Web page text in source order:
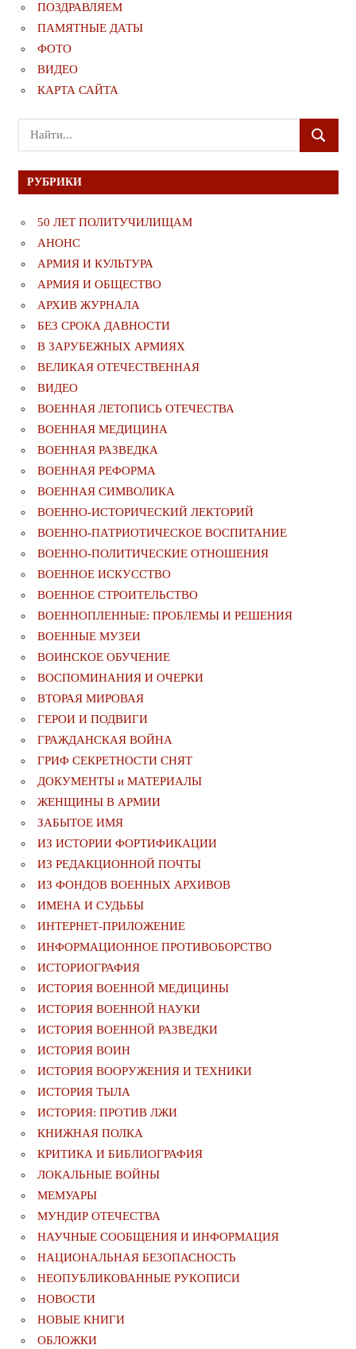
ПОЗДРАВЛЯЕМ
ПАМЯТНЫЕ ДАТЫ
ФОТО
ВИДЕО
КАРТА САЙТА
Поиск
для:
ПОИСК
РУБРИКИ
50 ЛЕТ ПОЛИТУЧИЛИЩАМ
АНОНС
АРМИЯ И КУЛЬТУРА
АРМИЯ И ОБЩЕСТВО
АРХИВ ЖУРНАЛА
БЕЗ СРОКА ДАВНОСТИ
В ЗАРУБЕЖНЫХ АРМИЯХ
ВЕЛИКАЯ ОТЕЧЕСТВЕННАЯ
ВИДЕО
ВОЕННАЯ ЛЕТОПИСЬ ОТЕЧЕСТВА
ВОЕННАЯ МЕДИЦИНА
ВОЕННАЯ РАЗВЕДКА
ВОЕННАЯ РЕФОРМА
ВОЕННАЯ СИМВОЛИКА
ВОЕННО-ИСТОРИЧЕСКИЙ ЛЕКТОРИЙ
ВОЕННО-ПАТРИОТИЧЕСКОЕ ВОСПИТАНИЕ
ВОЕННО-ПОЛИТИЧЕСКИE ОТНОШЕНИЯ
ВОЕННОЕ ИСКУССТВО
ВОЕННОЕ СТРОИТЕЛЬСТВО
ВОЕННОПЛЕННЫЕ: ПРОБЛЕМЫ И РЕШЕНИЯ
ВОЕННЫЕ МУЗЕИ
ВОИНСКОЕ ОБУЧЕНИЕ
ВОСПОМИНАНИЯ И ОЧЕРКИ
ВТОРАЯ МИРОВАЯ
ГЕРОИ И ПОДВИГИ
ГРАЖДАНСКАЯ ВОЙНА
ГРИФ СЕКРЕТНОСТИ СНЯТ
ДОКУМЕНТЫ и МАТЕРИАЛЫ
ЖЕНЩИНЫ В АРМИИ
ЗАБЫТОЕ ИМЯ
ИЗ ИСТОРИИ ФОРТИФИКАЦИИ
ИЗ РЕДАКЦИОННОЙ ПОЧТЫ
ИЗ ФОНДОВ ВОЕННЫХ АРХИВОВ
ИМЕНА И СУДЬБЫ
ИНТЕРНЕТ-ПРИЛОЖЕНИЕ
ИНФОРМАЦИОННОЕ ПРОТИВОБОРСТВО
ИСТОРИОГРАФИЯ
ИСТОРИЯ ВОЕННОЙ МЕДИЦИНЫ
ИСТОРИЯ ВОЕННОЙ НАУКИ
ИСТОРИЯ ВОЕННОЙ РАЗВЕДКИ
ИСТОРИЯ ВОИН
ИСТОРИЯ ВООРУЖЕНИЯ И ТЕХНИКИ
ИСТОРИЯ ТЫЛА
ИСТОРИЯ: ПРОТИВ ЛЖИ
КНИЖНАЯ ПОЛКА
КРИТИКА И БИБЛИОГРАФИЯ
ЛОКАЛЬНЫЕ ВОЙНЫ
МЕМУАРЫ
МУНДИР ОТЕЧЕСТВА
НАУЧНЫЕ СООБЩЕНИЯ И ИНФОРМАЦИЯ
НАЦИОНАЛЬНАЯ БЕЗОПАСНОСТЬ
НЕОПУБЛИКОВАННЫЕ РУКОПИСИ
НОВОСТИ
НОВЫЕ КНИГИ
ОБЛОЖКИ